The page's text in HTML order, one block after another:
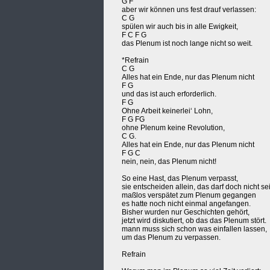
aber wir können uns fest drauf verlassen:
C G
spülen wir auch bis in alle Ewigkeit,
F C F G
das Plenum ist noch lange nicht so weit.
*Refrain
C G
Alles hat ein Ende, nur das Plenum nicht
F G
und das ist auch erforderlich.
F G
Ohne Arbeit keinerlei‘ Lohn,
F G FG
ohne Plenum keine Revolution,
C G.
Alles hat ein Ende, nur das Plenum nicht
F G C
nein, nein, das Plenum nicht!
So eine Hast, das Plenum verpasst,
sie entscheiden allein, das darf doch nicht
maßlos verspätet zum Plenum gegangen
es hatte noch nicht einmal angefangen.
Bisher wurden nur Geschichten gehört,
jetzt wird diskutiert, ob das das Plenum stört.
mann muss sich schon was einfallen lassen,
um das Plenum zu verpassen.
Refrain